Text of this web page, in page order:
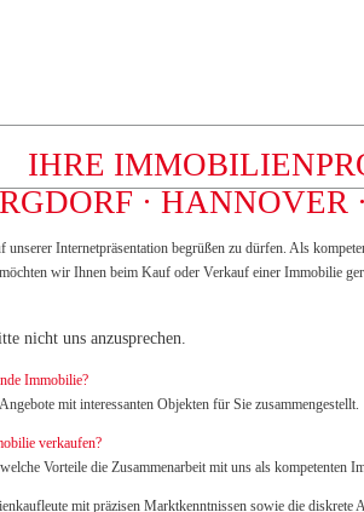
IHRE
· HANNOVER
unserer Internetpräsentation begrüßen zu dürfen. Als
wir Ihnen beim Kauf oder Verkauf einer Immobilie
nicht uns anzusprechen.
Immobilie?
mit interessanten Objekten für Sie zusammengestellt.
verkaufen?
Vorteile die Zusammenarbeit mit uns als kompetenten
mit präzisen Marktkenntnissen sowie die diskrete